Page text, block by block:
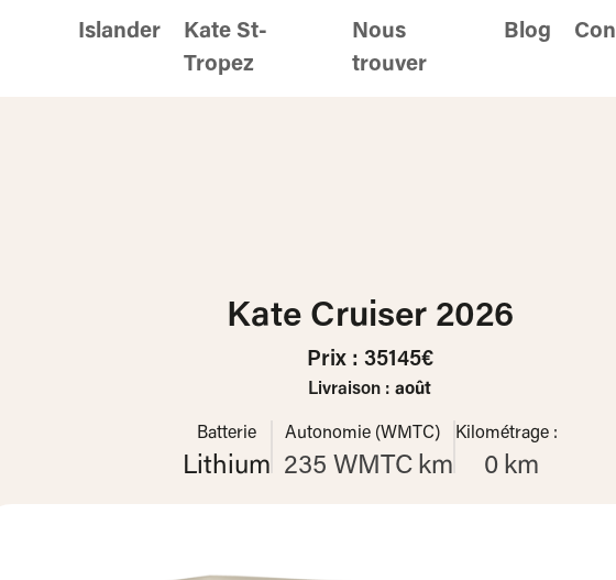
Islander
Kate St-
Tropez
Nous
trouver
Blog
Kate Cruiser 2026
Prix : 35145€
Livraison : août
Batterie
Lithium
Autonomie (WMTC)
235 WMTC km
Kilométrage :
0 km